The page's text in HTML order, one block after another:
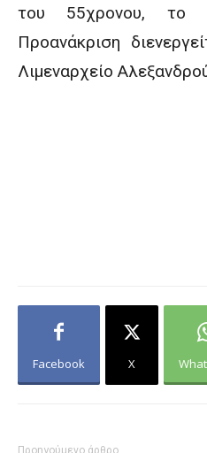
του 55χρονου, το
Προανάκριση
Λιμεναρχείο
Facebook X
Προηγούμενο άρθρο